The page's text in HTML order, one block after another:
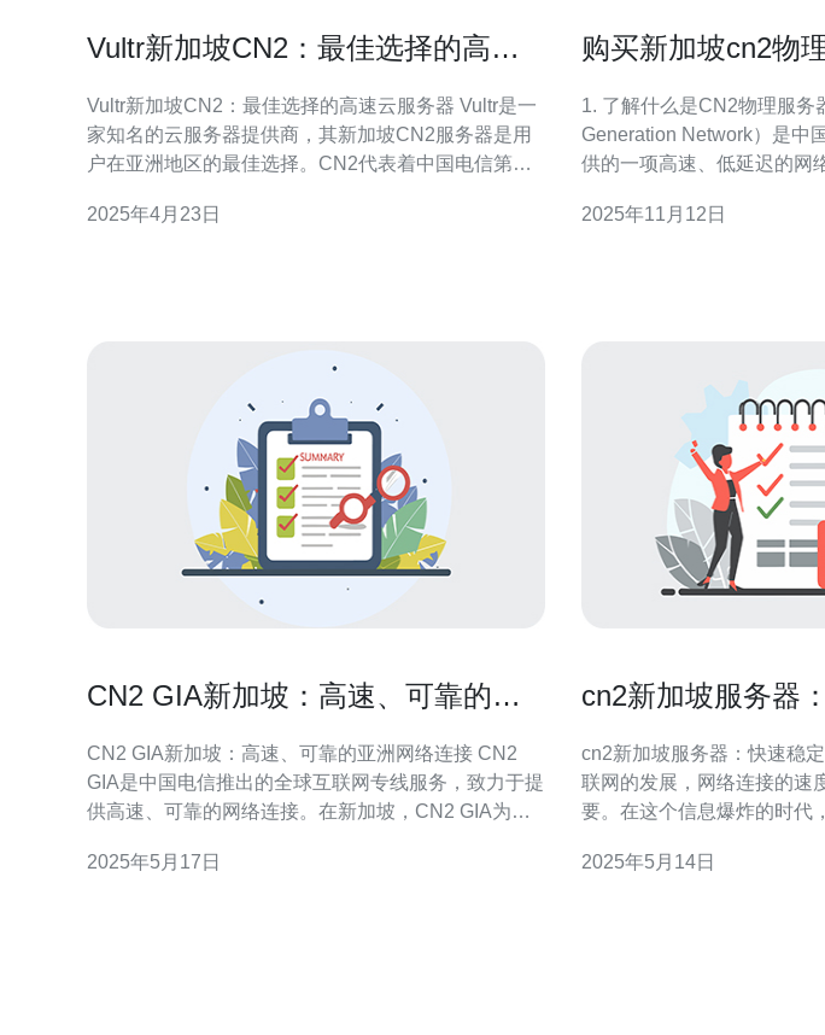
Vultr新加坡CN2：最佳选择的高速
Vultr新加坡CN2：最佳选择的高速云服务器 Vultr是一
家知名的云服务器提供商，其新加坡CN2服务器是用
户在亚洲地区的最佳选择。CN2代表着中国电信第二
网络连接质量。 Vultr新加坡CN2服务器具有以下优
2025年4月23日
购买新加坡cn2物
1. 了解什么是CN2物理服务器 CN2（China
Generation Network）是中
供的一项高速、低延迟的网
和大数据传输。因此，选择
2025年11月12日
CN2 GIA新加坡：高速、可靠的亚
CN2 GIA新加坡：高速、可靠的亚洲网络连接 CN2
GIA是中国电信推出的全球互联网专线服务，致力于提
供高速、可靠的网络连接。在新加坡，CN2 GIA为用
坡拥有先进的网络设备和技术支持，确保用户能够获
2025年5月17日
cn2新加坡服务器
cn2新加坡服务器：快速稳定的
联网的发展，网络连接的速
要。在这个信息爆炸的时代
乐。cn2新加坡服务器提供
2025年5月14日